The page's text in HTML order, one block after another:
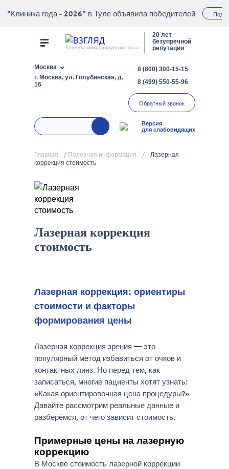
"Клиника года - 2026" в Туле объявила победителей
Клиника микрохирургии глаза
20 лет
безупречной
репутации
Москва
г. Москва, ул. Голубинская, д.
16
8 (800) 300-15-15
8 (499) 550-55-96
Обратный звонок
Версия
для слабовидящих
Главная / Полезная информация /
Лазерная
коррекция стоимость
Лазерная коррекция
стоимость
Лазерная коррекция: ориентиры
стоимости и факторы
формирования цены
Лазерная коррекция зрения — это
популярный метод избавиться от очков и
контактных линз. Но перед тем, как
записаться, многие пациенты хотят узнать:
«Какая ориентировочная цена процедуры?»
Давайте рассмотрим реальные данные и
разберёмся, от чего зависит стоимость.
Примерные цены на лазерную
коррекцию
В Москве стоимость лазерной коррекции